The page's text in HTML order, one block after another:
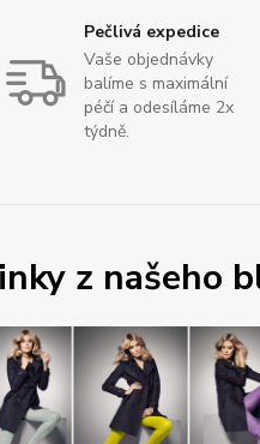
Pečlivá expedice
Vaše objednávky
balíme s maximální
péčí a odesíláme 2x
týdně.
z našeho